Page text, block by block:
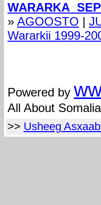
WARARKA
» AGOOSTO |
Wararkii 1999-
Powered by
All About
>> Usheeg